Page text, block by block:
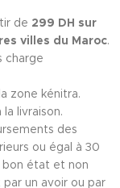
de 299 DH sur
villes du Maroc.
charge
zone kénitra.
livraison.
des
ou égal à 30
bon état et non
un avoir ou par